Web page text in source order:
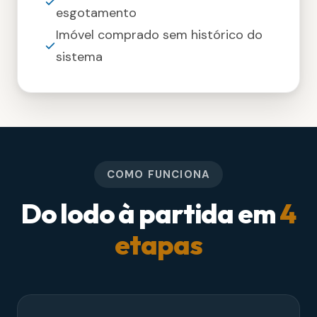
esgotamento
Imóvel comprado sem histórico do
sistema
COMO FUNCIONA
Do lodo à partida em4
etapas